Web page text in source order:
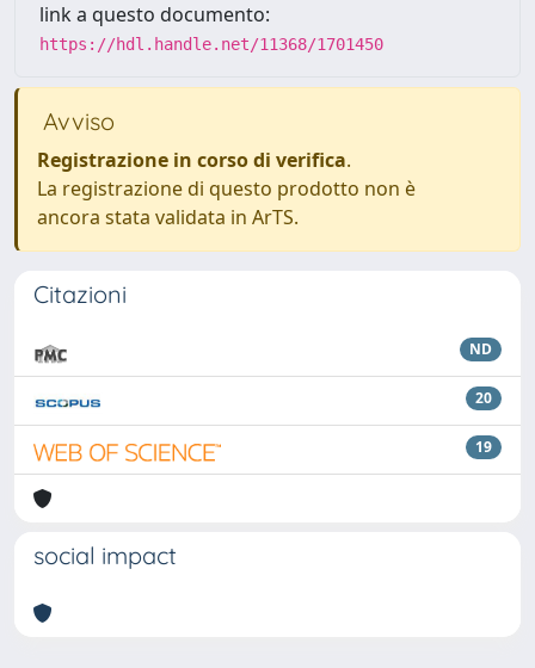
link a questo documento:
https://hdl.handle.net/11368/1701450
Avviso
Registrazione in corso di verifica.
La registrazione di questo prodotto non è
ancora stata validata in ArTS.
Citazioni
ND
20
19
social impact